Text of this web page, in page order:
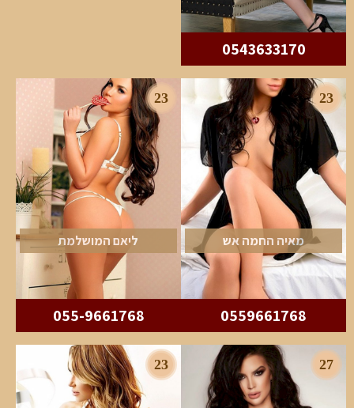
0543633170
23
מאיה החמה אש
0559661768
23
ליאם המושלמת
055-9661768
27
23